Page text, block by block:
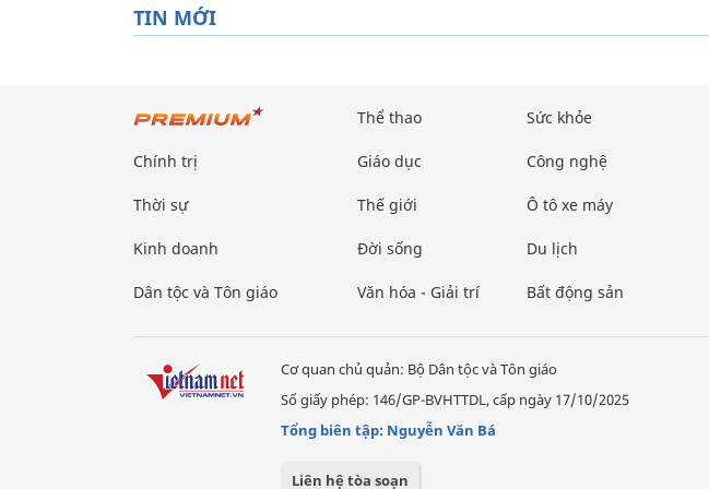
TIN MỚI
Chính trị
Thời sự
Kinh doanh
Dân tộc và Tôn giáo
Thể thao
Giáo dục
Thế giới
Đời sống
Văn hóa - Giải trí
Sức khỏe
Công nghệ
Ô tô xe máy
Du lịch
Bất động sản
Cơ quan chủ quản: Bộ Dân tộc và Tôn giáo
Số giấy phép: 146/GP-BVHTTDL, cấp ngày 17/10/2025
Tổng biên tập: Nguyễn Văn Bá
Liên hệ tòa soạn